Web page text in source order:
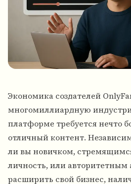
Экономика создателей
многомиллиардную
платформе требуется нечто
отличный контент.
ли вы новичком,
личность, или
расширить свой бизнес,